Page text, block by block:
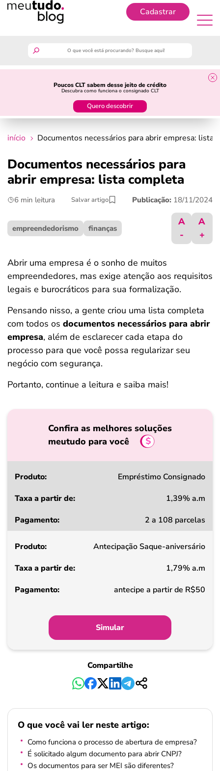
Cadastrar
Poucos CLT sabem desse jeito de crédito
Descubra como funciona o consignado CLT
Quero descobrir
guia do trabalhador
crédito fácil
últimas notícias
ferramentas
início Documentos necessários para abrir empresa: lista
Documentos necessários para
abrir empresa: lista completa
6 min leitura Salvar artigo Publicação: 18/11/2024
empreendedorismo finanças
A
-
A
+
Abrir uma empresa é o sonho de muitos
empreendedores, mas exige atenção aos requisitos
legais e burocráticos para sua formalização.
Pensando nisso, a gente criou uma lista completa
com todos os documentos necessários para abrir
empresa, além de esclarecer cada etapa do
processo para que você possa regularizar seu
negócio com segurança.
Portanto, continue a leitura e saiba mais!
Confira as melhores soluções
meutudo para você
Produto
a
de
Pagamento
Empréstimo Consignado
1,39% a.m
2 a 108 parcelas
Antecipação Saque-aniversário
1,79% a.m
antecipe a partir de R$50
Simular
Compartilhe
O que você vai ler neste artigo:
Como funciona o processo de abertura de empresa?
É solicitado algum documento para abrir CNPJ?
Os documentos para ser MEI são diferentes?